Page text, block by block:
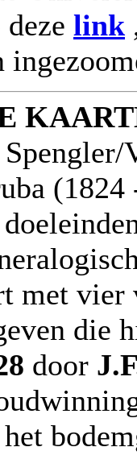
link
met
die
door